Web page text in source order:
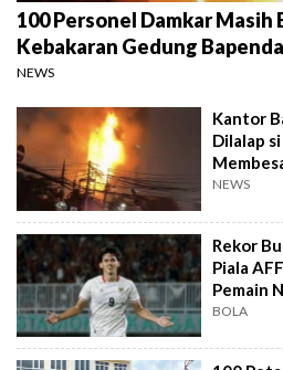
100 Personel Damkar Masih
Kebakaran Gedung
NEWS
Kantor
Dilalap
NEWS
Rekor
Piala
Pemain
BOLA